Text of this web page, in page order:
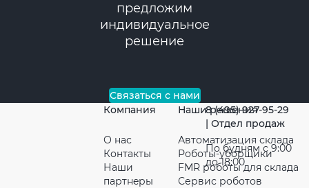
предложим
индивидуальное
решение
Связаться с нами
Компания
О нас
Контакты
Наши
партнeры
Наши решения
Автоматизация склада
Роботы-уборщики
FMR роботы для склада
Сервис роботов
8 (495) 927-95-29
| Отдел продаж
По будням с 9:00
до 18:00